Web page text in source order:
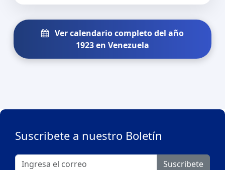
Ver calendario completo del año
1923 en Venezuela
Suscribete a nuestro Boletín
Suscribete